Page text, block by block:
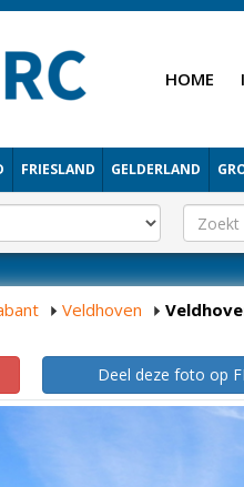
HOME
FRIESLAND GELDERLAND
Veldhoven
Deel deze foto op